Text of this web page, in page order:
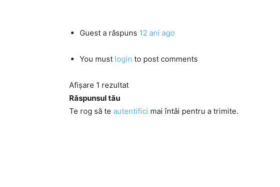
Guest a răspuns 12 ani ago
You must login to post comments
Afișare 1 rezultat
Răspunsul tău
Te rog să te autentifici mai întâi pentru a trimite.